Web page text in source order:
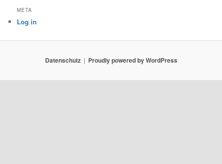
META
Log in
Datenschutz Proudly powered by WordPress